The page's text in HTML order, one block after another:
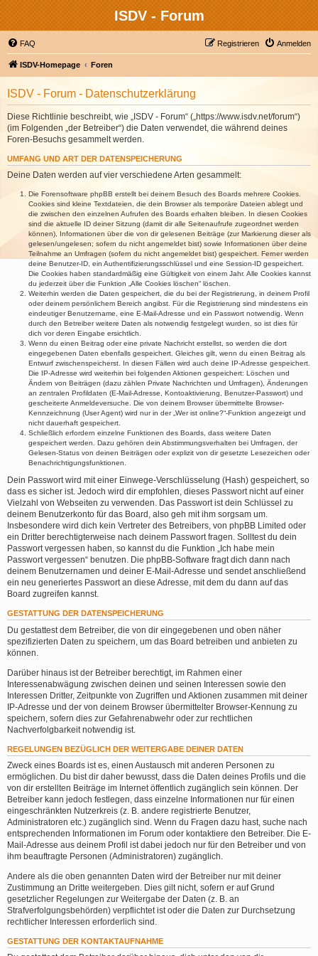
ISDV - Forum
FAQ Anmelden
Registrieren
ISDV-Homepage Foren
ISDV - Forum - Datenschutzerklärung
Diese Richtlinie beschreibt, wie „ISDV - Forum“ („https://www.isdv.net/forum“)
(im Folgenden „der Betreiber“) die Daten verwendet, die während deines
Foren-Besuchs gesammelt werden.
UMFANG UND ART DER DATENSPEICHERUNG
Deine Daten werden auf vier verschiedene Arten gesammelt:
Die Forensoftware phpBB erstellt bei deinem Besuch des Boards mehrere Cookies.
Cookies sind kleine Textdateien, die dein Browser als temporäre Dateien ablegt und
die zwischen den einzelnen Aufrufen des Boards erhalten bleiben. In diesen Cookies
sind die aktuelle ID deiner Sitzung (damit dir alle Seitenaufrufe zugeordnet werden
können), Informationen über die von dir gelesenen Beiträge (zur Markierung dieser als
gelesen/ungelesen; sofern du nicht angemeldet bist) sowie Informationen über deine
Teilnahme an Umfragen (sofern du nicht angemeldet bist) gespeichert. Ferner werden
deine Benutzer-ID, ein Authentifizierungsschlüssel und eine Session-ID gespeichert.
Die Cookies haben standardmäßig eine Gültigkeit von einem Jahr. Alle Cookies kannst
du jederzeit über die Funktion „Alle Cookies löschen“ löschen.
Weiterhin werden die Daten gespeichert, die du bei der Registrierung, in deinem Profil
oder deinem persönlichem Bereich angibst. Für die Registrierung sind mindestens ein
eindeutiger Benutzername, eine E-Mail-Adresse und ein Passwort notwendig. Wenn
durch den Betreiber weitere Daten als notwendig festgelegt wurden, so ist dies für
dich vor deren Eingabe ersichtlich.
Wenn du einen Beitrag oder eine private Nachricht erstellst, so werden die dort
eingegebenen Daten ebenfalls gespeichert. Gleiches gilt, wenn du einen Beitrag als
Entwurf zwischenspeicherst. In diesen Fällen wird auch deine IP-Adresse gespeichert.
Die IP-Adresse wird weiterhin bei folgenden Aktionen gespeichert: Löschen und
Ändern von Beiträgen (dazu zählen Private Nachrichten und Umfragen), Änderungen
an zentralen Profildaten (E-Mail-Adresse, Kontoaktivierung, Benutzer-Passwort) und
gescheiterte Anmeldeversuche. Die von deinem Browser übermittelte Browser-
Kennzeichnung (User Agent) wird nur in der „Wer ist online?“-Funktion angezeigt und
nicht dauerhaft gespeichert.
Schließlich erfordern einzelne Funktionen des Boards, dass weitere Daten
gespeichert werden. Dazu gehören dein Abstimmungsverhalten bei Umfragen, der
Gelesen-Status von deinen Beiträgen oder explizit von dir gesetzte Lesezeichen oder
Benachrichtigungsfunktionen.
Dein Passwort wird mit einer Einwege-Verschlüsselung (Hash) gespeichert, so
dass es sicher ist. Jedoch wird dir empfohlen, dieses Passwort nicht auf einer
Vielzahl von Webseiten zu verwenden. Das Passwort ist dein Schlüssel zu
deinem Benutzerkonto für das Board, also geh mit ihm sorgsam um.
Insbesondere wird dich kein Vertreter des Betreibers, von phpBB Limited oder
ein Dritter berechtigterweise nach deinem Passwort fragen. Solltest du dein
Passwort vergessen haben, so kannst du die Funktion „Ich habe mein
Passwort vergessen“ benutzen. Die phpBB-Software fragt dich dann nach
deinem Benutzernamen und deiner E-Mail-Adresse und sendet anschließend
ein neu generiertes Passwort an diese Adresse, mit dem du dann auf das
Board zugreifen kannst.
GESTATTUNG DER DATENSPEICHERUNG
Du gestattest dem Betreiber, die von dir eingegebenen und oben näher
spezifizierten Daten zu speichern, um das Board betreiben und anbieten zu
können.
Darüber hinaus ist der Betreiber berechtigt, im Rahmen einer
Interessenabwägung zwischen deinen und seinen Interessen sowie den
Interessen Dritter, Zeitpunkte von Zugriffen und Aktionen zusammen mit deiner
IP-Adresse und der von deinem Browser übermittelter Browser-Kennung zu
speichern, sofern dies zur Gefahrenabwehr oder zur rechtlichen
Nachverfolgbarkeit notwendig ist.
REGELUNGEN BEZÜGLICH DER WEITERGABE DEINER DATEN
Zweck eines Boards ist es, einen Austausch mit anderen Personen zu
ermöglichen. Du bist dir daher bewusst, dass die Daten deines Profils und die
von dir erstellten Beiträge im Internet öffentlich zugänglich sein können. Der
Betreiber kann jedoch festlegen, dass einzelne Informationen nur für einen
eingeschränkten Nutzerkreis (z. B. andere registrierte Benutzer,
Administratoren etc.) zugänglich sind. Wenn du Fragen dazu hast, suche nach
entsprechenden Informationen im Forum oder kontaktiere den Betreiber. Die E-
Mail-Adresse aus deinem Profil ist dabei jedoch nur für den Betreiber und von
ihm beauftragte Personen (Administratoren) zugänglich.
Andere als die oben genannten Daten wird der Betreiber nur mit deiner
Zustimmung an Dritte weitergeben. Dies gilt nicht, sofern er auf Grund
gesetzlicher Regelungen zur Weitergabe der Daten (z. B. an
Strafverfolgungsbehörden) verpflichtet ist oder die Daten zur Durchsetzung
rechtlicher Interessen erforderlich sind.
GESTATTUNG DER KONTAKTAUFNAHME